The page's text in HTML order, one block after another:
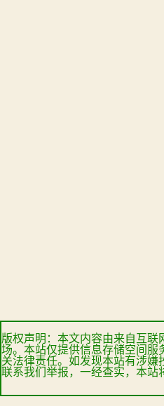
版权声明：本文内容由来自互联
场。本站仅提供信息存储空间服
关法律责任。如发现本站有涉嫌
联系我们举报，一经查实，本站